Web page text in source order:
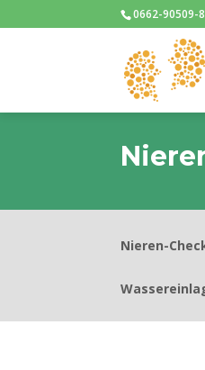
0662-90509-
Nieren-